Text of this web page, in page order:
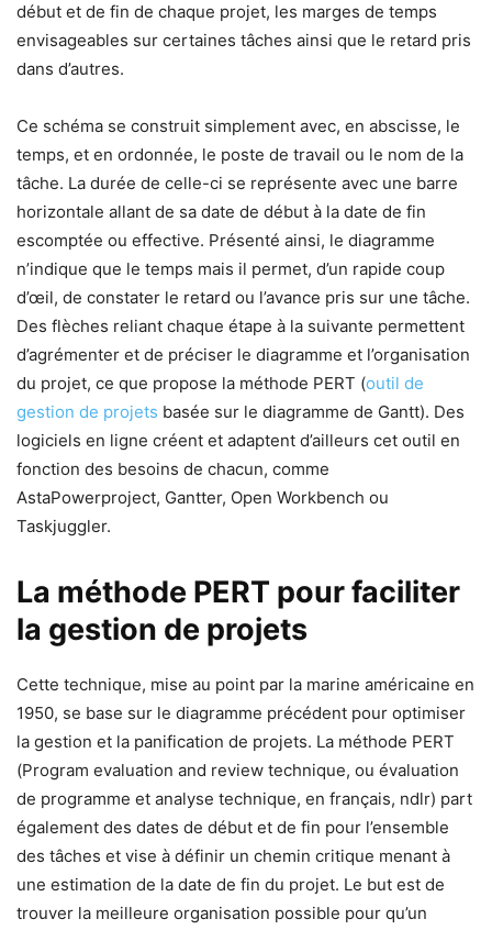
début et de fin de chaque projet, les marges de temps
envisageables sur certaines tâches ainsi que le retard pris
dans d’autres.
Ce schéma se construit simplement avec, en abscisse, le
temps, et en ordonnée, le poste de travail ou le nom de la
tâche. La durée de celle-ci se représente avec une barre
horizontale allant de sa date de début à la date de fin
escomptée ou effective. Présenté ainsi, le diagramme
n’indique que le temps mais il permet, d’un rapide coup
d’œil, de constater le retard ou l’avance pris sur une tâche.
Des flèches reliant chaque étape à la suivante permettent
d’agrémenter et de préciser le diagramme et l’organisation
du projet, ce que propose la méthode PERT (outil de
gestion de projets basée sur le diagramme de Gantt). Des
logiciels en ligne créent et adaptent d’ailleurs cet outil en
fonction des besoins de chacun, comme
AstaPowerproject, Gantter, Open Workbench ou
Taskjuggler.
La méthode PERT pour faciliter
la gestion de projets
Cette technique, mise au point par la marine américaine en
1950, se base sur le diagramme précédent pour optimiser
la gestion et la panification de projets. La méthode PERT
(Program evaluation and review technique, ou évaluation
de programme et analyse technique, en français, ndlr) part
également des dates de début et de fin pour l’ensemble
des tâches et vise à définir un chemin critique menant à
une estimation de la date de fin du projet. Le but est de
trouver la meilleure organisation possible pour qu’un